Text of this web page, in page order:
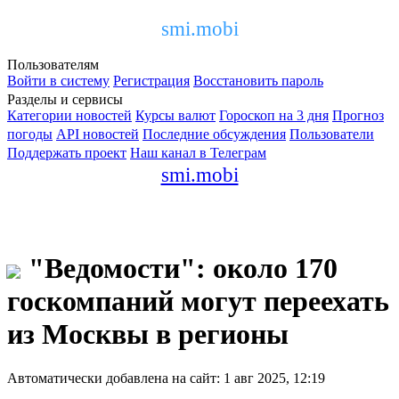
smi.mobi
Пользователям
Войти в систему Регистрация Восстановить пароль
Разделы и сервисы
Категории новостей Курсы валют Гороскоп на 3 дня Прогноз
погоды API новостей Последние обсуждения Пользователи
Поддержать проект Наш канал в Телеграм
smi.mobi
"Ведомости": около 170
госкомпаний могут переехать
из Москвы в регионы
Автоматически добавлена на сайт: 1 авг 2025, 12:19